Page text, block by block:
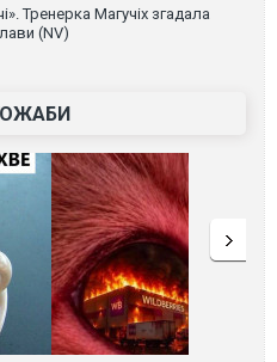
Тренерка Магучіх згадала
(NV)